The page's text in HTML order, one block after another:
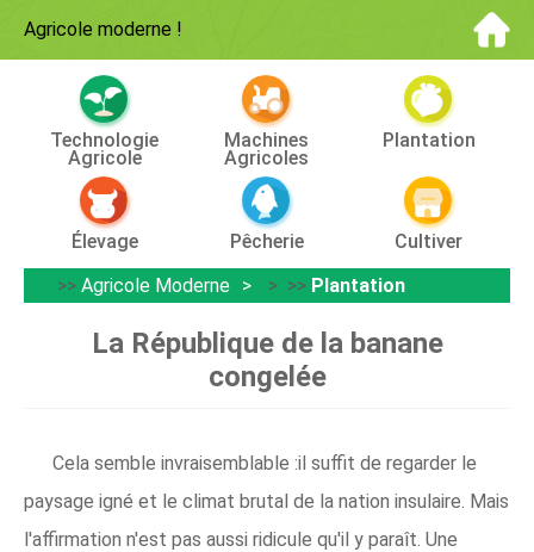
Agricole moderne !
Technologie
Agricole
Machines
Agricoles
Plantation
Élevage Pêcherie
Cultiver
>> Agricole Moderne > >> Plantation
La République de la banane
congelée
Cela semble invraisemblable :il suffit de regarder le
paysage igné et le climat brutal de la nation insulaire. Mais
l'affirmation n'est pas aussi ridicule qu'il y paraît. Une